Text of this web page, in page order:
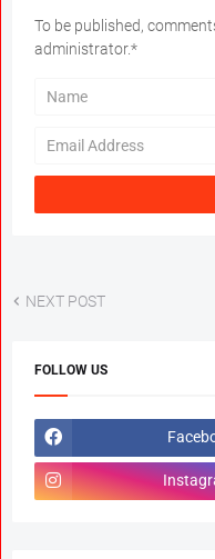
To be published,
administrator.*
NEXT POST
FOLLOW US